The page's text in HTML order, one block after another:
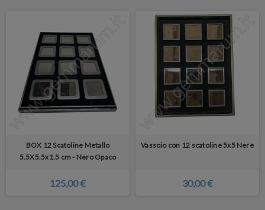
BOX 12 Scatoline Metallo
5.5X5.5x1.5 cm - Nero Opaco
125,00 €
Vassoio con 12 scatoline 5x5 Nere
30,00 €